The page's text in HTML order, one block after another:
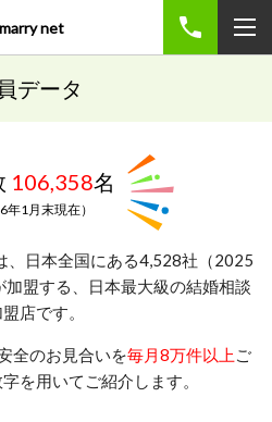
net
データ
106,358名
年1月末現在）
、日本全国にある4,528社（2025
盟する、日本最大級の結婚相談
店です。
全のお見合いを毎月8万件以上 ご
を用いてご紹介します。